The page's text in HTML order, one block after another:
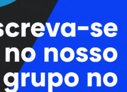
Cursos
Enviar Dica